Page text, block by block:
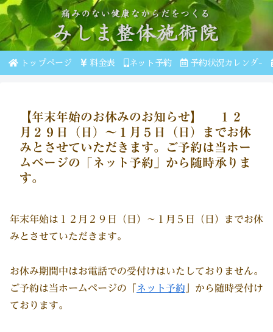
トップページ 料金表 ネット予約 予約状況カレンダ-
【年末年始のお休みのお知らせ】 １２
月２９日（日）～１月５日（日）までお休
みとさせていただきます。ご予約は当ホー
ムページの「ネット予約」から随時承りま
す。
年末年始は１２月２９日（日）～１月５日（日）までお休
みとさせていただきます。
お休み期間中はお電話での受付けはいたしておりません。
ご予約は当ホームページの「 ネット予約 」から随時受付け
ております。